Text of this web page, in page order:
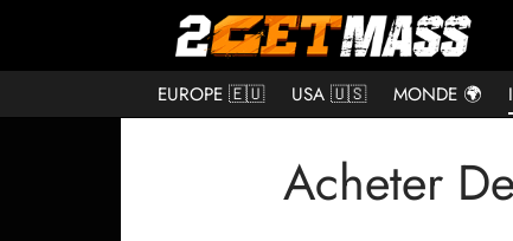
EUROPE 🇪🇺 USA 🇺🇸 MONDE 🌍
Acheter